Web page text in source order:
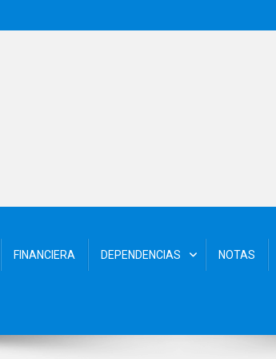
FINANCIERA DEPENDENCIAS NOTAS